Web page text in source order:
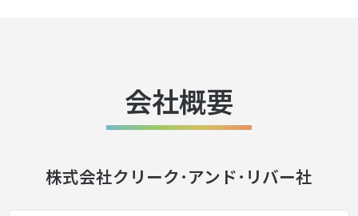
会社概要
株式会社クリーク･アンド･リバー社